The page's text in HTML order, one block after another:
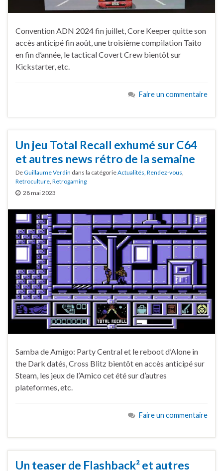
Convention ADN 2024 fin juillet, Core Keeper quitte son
accès anticipé fin août, une troisième compilation Taito
en fin d’année, le tactical Covert Crew bientôt sur
Kickstarter, etc.
Faire un commentaire
Un jeu Total Recall exhumé sur C64
et autres news rétro de la semaine
DeGuillaume Verdin dans la catégorieActualités Rendez-vous
Retroculture Retrogaming
28 mai 2023
Samba de Amigo: Party Central et le reboot d’Alone in
the Dark datés, Cross Blitz bientôt en accès anticipé sur
Steam, les jeux de l’Amico cet été sur d’autres
plateformes, etc.
Faire un commentaire
Un teaser de Flashback² et autres